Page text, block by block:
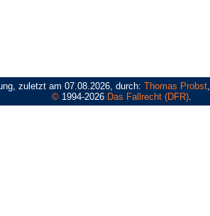
zuletzt am 07.08.2026, durch: Thomas Probst,
©1994-2026 Das Fallrecht (DFR).